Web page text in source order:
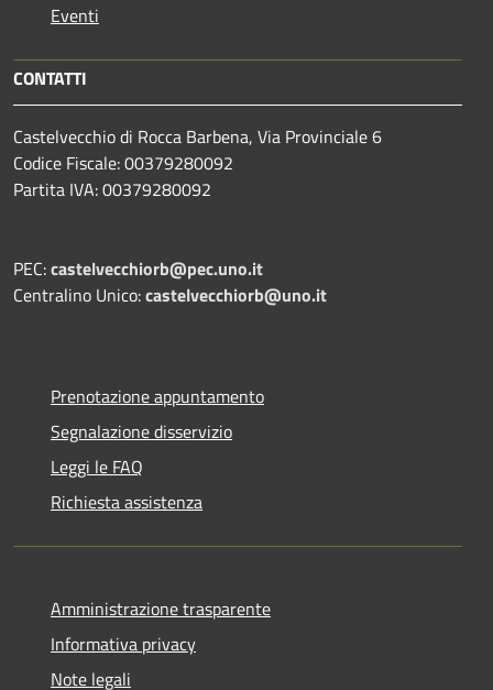
Eventi
CONTATTI
Castelvecchio di Rocca Barbena, Via Provinciale 6
Codice Fiscale: 00379280092
Partita IVA: 00379280092
PEC:castelvecchiorb@pec.uno.it
Centralino Unico:castelvecchiorb@uno.it
Prenotazione appuntamento
Segnalazione disservizio
Leggi le FAQ
Richiesta assistenza
Amministrazione trasparente
Informativa privacy
Note legali